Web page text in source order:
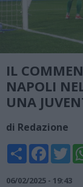
IL
NAPOLI
UNA
di Redazione
Share
06/02/2025 - 19:43